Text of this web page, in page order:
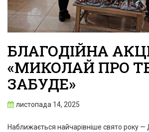
БЛАГОДІЙНА
«МИКОЛАЙ ПРО
ЗАБУДЕ»
листопада 14, 2025
Наближається найчарівніше свято року —